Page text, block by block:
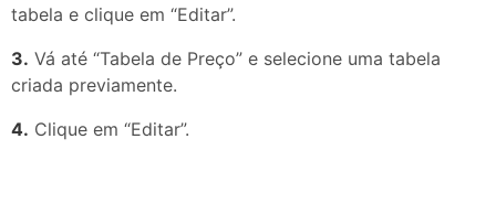
tabela e clique em “Editar”.
3. Vá até “Tabela de Preço” e selecione uma tabela
criada previamente.
4. Clique em “Editar”.